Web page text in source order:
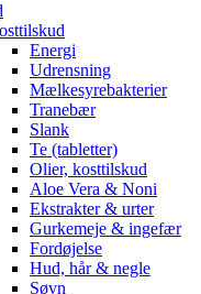
Energi
Udrensning
Mælkesyrebakterier
Tranebær
Slank
Te (tabletter)
Olier, kosttilskud
Aloe Vera & Noni
Ekstrakter & urter
Gurkemeje & ingefær
Fordøjelse
Hud, hår & negle
Søvn